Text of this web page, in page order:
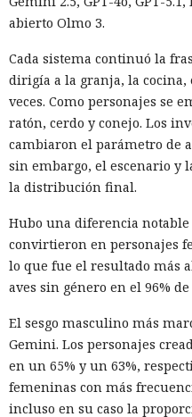
abierto Olmo 3.
Cada sistema continuó la
dirigía a la granja, la
veces. Como personajes se
ratón, cerdo y conejo. Los
cambiaron el parámetro de
sin embargo, el escenario y
la distribución final.
Hubo una diferencia notable
convirtieron en personajes
lo que fue el resultado más
aves sin género en el 96%
El sesgo masculino más
Gemini. Los personajes
en un 65% y un 63%,
femeninas con más
incluso en su caso la